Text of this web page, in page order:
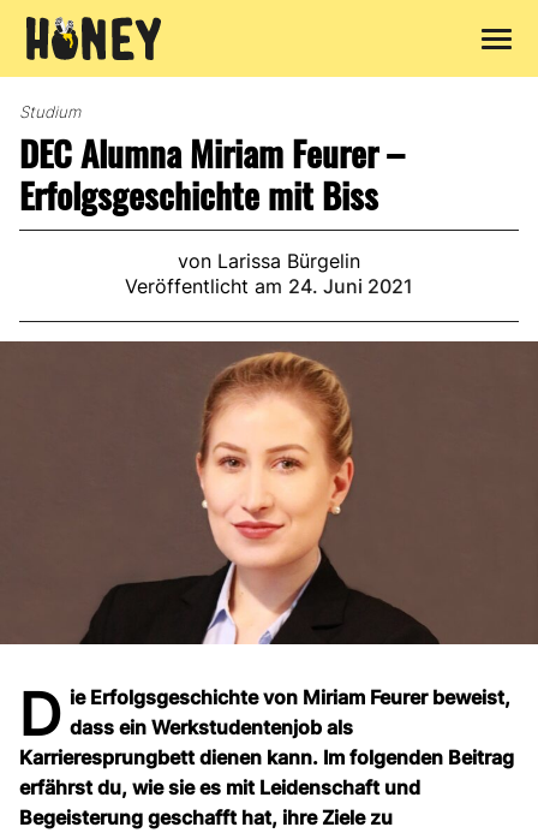
Inhalt
Studium
DEC Alumna Miriam Feurer –
Erfolgsgeschichte mit Biss
von Larissa Bürgelin
Veröffentlicht am 24. Juni 2021
D ie Erfolgsgeschichte von Miriam Feurer beweist,
dass ein Werkstudentenjob als
Karrieresprungbett dienen kann. Im folgenden Beitrag
erfährst du, wie sie es mit Leidenschaft und
Begeisterung geschafft hat, ihre Ziele zu